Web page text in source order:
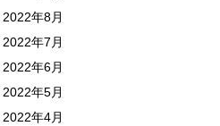
2022年8月
2022年7月
2022年6月
2022年5月
2022年4月